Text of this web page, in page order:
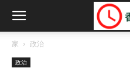
家 政治
政治